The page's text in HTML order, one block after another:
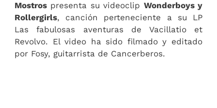
Mostros presenta su videoclip Wonderboys y
Rollergirls, canción perteneciente a su LP
Las fabulosas aventuras de Vacillatio et
Revolvo. El video ha sido filmado y editado
por Fosy, guitarrista de Cancerberos.